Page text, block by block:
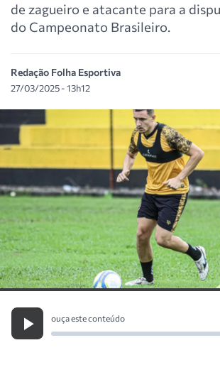
de zagueiro e atacante para a
do Campeonato Brasileiro.
Redação Folha Esportiva
27/03/2025 - 13h12
ouça este conteúdo